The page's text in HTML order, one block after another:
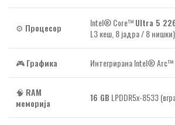
⚙️ Процесор Intel® Core™Ultra 5
L3 кеш, 8 јадра / 8 нишки)
🎮Графика Интегрирана Intel® Arc™
🧠 RAM
меморија
16 GB LPDDR5x-8533